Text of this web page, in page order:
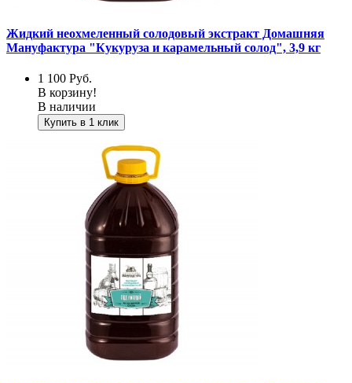
Жидкий неохмеленный солодовый экстракт Домашняя
Мануфактура "Кукуруза и карамельный солод", 3,9 кг
1 100 Руб.
В корзину!
В наличии
Купить в 1 клик